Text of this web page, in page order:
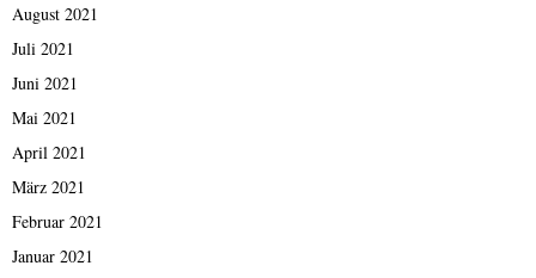
August 2021
Juli 2021
Juni 2021
Mai 2021
April 2021
März 2021
Februar 2021
Januar 2021